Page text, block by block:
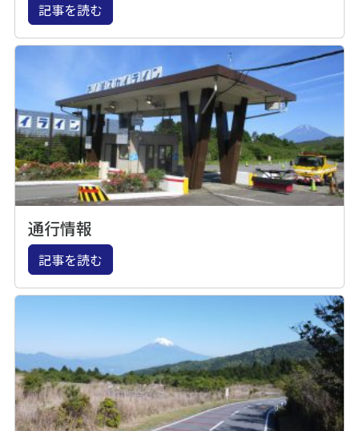
記事を読む
通行情報
記事を読む